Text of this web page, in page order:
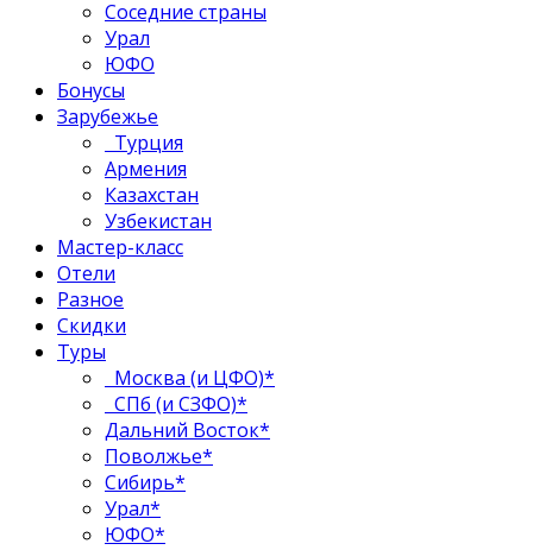
Соседние страны
Урал
ЮФО
Бонусы
Зарубежье
Турция
Армения
Казахстан
Узбекистан
Мастер-класс
Отели
Разное
Скидки
Туры
Москва (и ЦФО)*
СПб (и СЗФО)*
Дальний Восток*
Поволжье*
Сибирь*
Урал*
ЮФО*